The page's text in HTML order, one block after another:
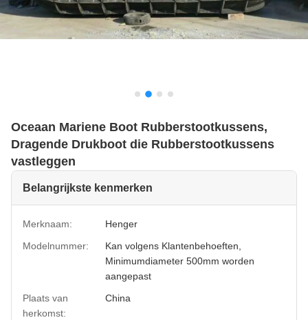
Oceaan Mariene Boot Rubberstootkussens,
Dragende Drukboot die Rubberstootkussens
vastleggen
Belangrijkste kenmerken
Merknaam:
Henger
Modelnummer:
Kan volgens Klantenbehoeften,
Minimumdiameter 500mm worden
aangepast
Plaats van
herkomst:
China